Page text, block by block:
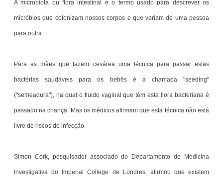
A microbiota ou flora intestinal é o termo usado para descrever os
micróbios que colonizam nossos corpos e que variam de uma pessoa
para outra.
Para as mães que fazem cesárea uma técnica para passar estas
bactérias saudáveis para os bebês é a chamada "seeding"
("semeadura"), na qual o fluido vaginal que têm esta flora bacteriana é
passado na criança. Mas os médicos afirmam que esta técnica não está
livre de riscos de infecção.
Simon Cork, pesquisador associado do Departamento de Medicina
Investigativa do Imperial College de Londres, afirmou que existem